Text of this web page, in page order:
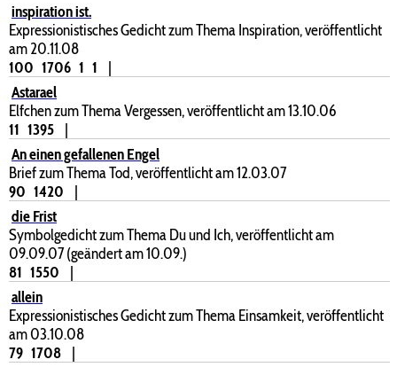
inspiration ist.
Expressionistisches Gedicht zum Thema Inspiration, veröffentlicht
am 20.11.08
100 1706 1 1
|
Astarael
Elfchen zum Thema Vergessen, veröffentlicht am 13.10.06
11 1395
|
An einen gefallenen Engel
Brief zum Thema Tod, veröffentlicht am 12.03.07
90 1420
|
die Frist
Symbolgedicht zum Thema Du und Ich, veröffentlicht am
09.09.07 (geändert am 10.09.)
81 1550
|
allein
Expressionistisches Gedicht zum Thema Einsamkeit, veröffentlicht
am 03.10.08
79 1708
|